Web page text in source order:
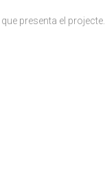
que presenta el projecte.